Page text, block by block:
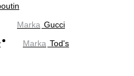
Marka Gucci
Marka Tod's